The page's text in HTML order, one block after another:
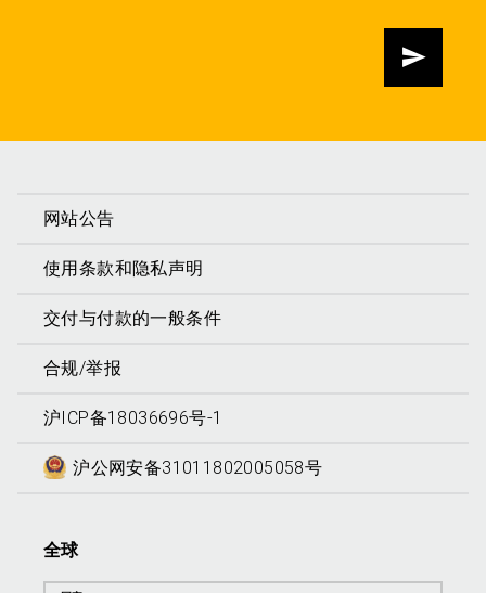
发送
网站公告
使用条款和隐私声明
交付与付款的一般条件
合规/举报
沪ICP备18036696号-1
沪公网安备31011802005058号
全球